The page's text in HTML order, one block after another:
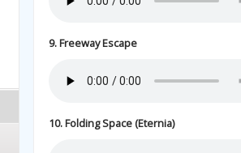
9. Freeway Escape
10. Folding Space (Eternia)